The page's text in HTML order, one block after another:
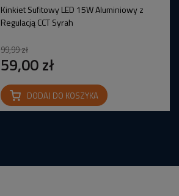
Kinkiet Sufitowy LED 15W Aluminiowy z
Regulacją CCT Syrah
99,99 zł
59,00 zł
DODAJ DO KOSZYKA